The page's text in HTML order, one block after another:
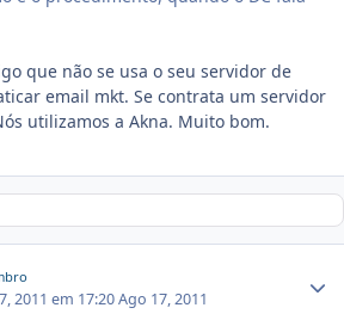
que não se usa o seu servidor de
email mkt. Se contrata um servidor
utilizamos a Akna. Muito bom.
2011 em 17:20Ago 17, 2011